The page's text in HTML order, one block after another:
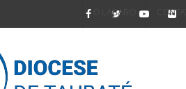
O LÁBARO